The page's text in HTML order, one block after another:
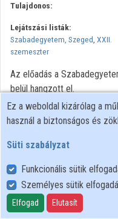
Tulajdonos:
Lejátszási listák:
Szabadegyetem, Szeged, XXII.
szemeszter
Az előadás a
belül hangzott el.
Minden jog fenntartva.
Felhasználói szabályzat
Adatkezelési tájékoztató
Süti szabályzat
Ez a weboldal kizárólag a
használ a biztonságos és
Süti szabályzat
Funkcionális sütik
Személyes sütik
Elfogad Elutasít